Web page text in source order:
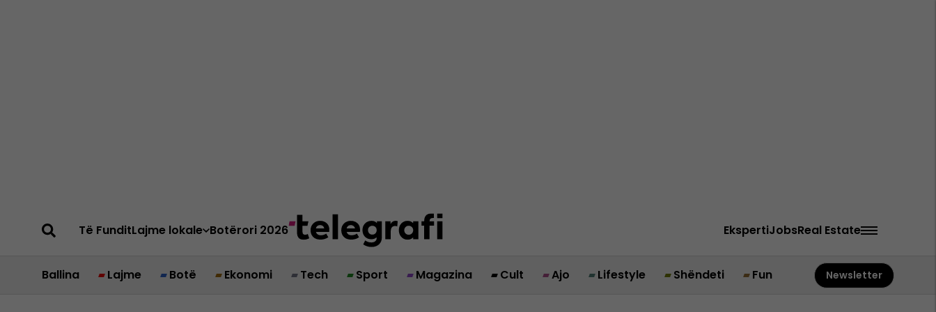
Të FunditLajme lokale Botërori 2026 EkspertiJobsReal Estate
Ballina Lajme Botë Ekonomi Tech Sport Magazina Cult Ajo Lifestyle Shëndeti Fun Newsletter